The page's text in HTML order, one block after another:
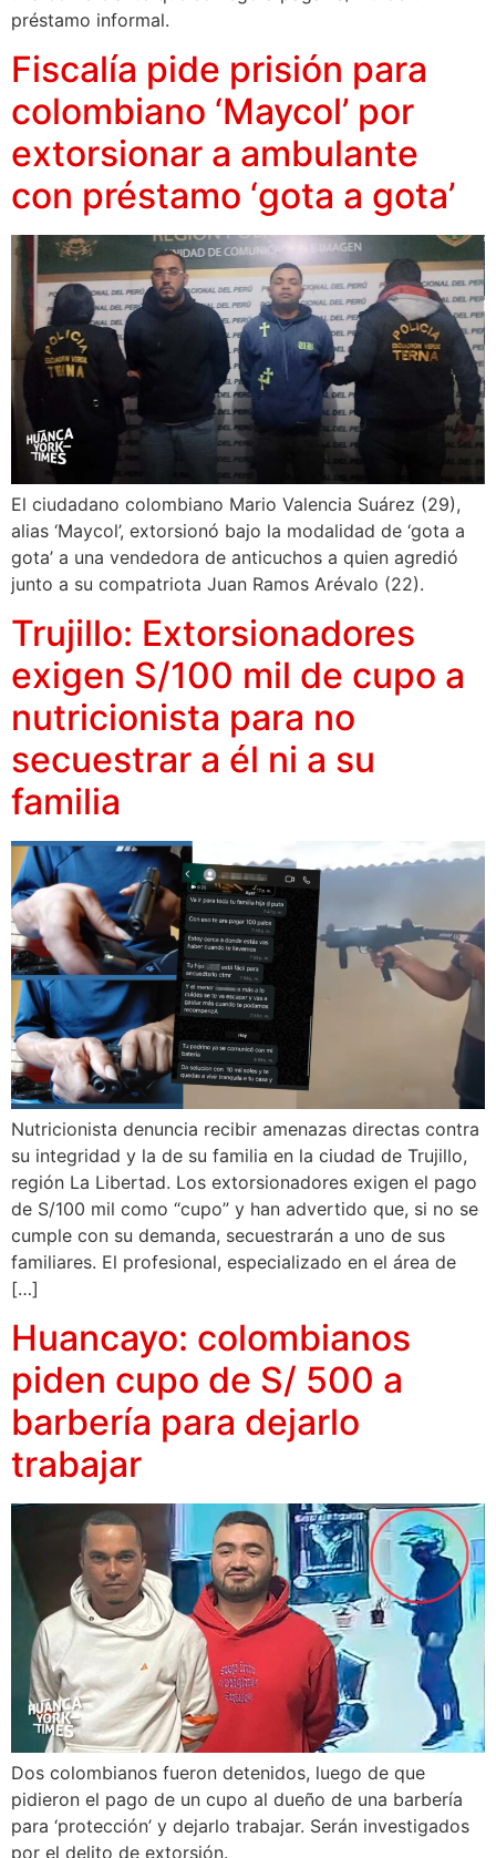
préstamo informal.
Fiscalía pide prisión para
colombiano ‘Maycol’ por
extorsionar a ambulante
con préstamo ‘gota a gota’
El ciudadano colombiano Mario Valencia Suárez (29),
alias ‘Maycol’, extorsionó bajo la modalidad de ‘gota a
gota’ a una vendedora de anticuchos a quien agredió
junto a su compatriota Juan Ramos Arévalo (22).
Trujillo: Extorsionadores
exigen S/100 mil de cupo a
nutricionista para no
secuestrar a él ni a su
familia
Nutricionista denuncia recibir amenazas directas contra
su integridad y la de su familia en la ciudad de Trujillo,
región La Libertad. Los extorsionadores exigen el pago
de S/100 mil como “cupo” y han advertido que, si no se
cumple con su demanda, secuestrarán a uno de sus
familiares. El profesional, especializado en el área de
[…]
Huancayo: colombianos
piden cupo de S/ 500 a
barbería para dejarlo
trabajar
Dos colombianos fueron detenidos, luego de que
pidieron el pago de un cupo al dueño de una barbería
para ‘protección’ y dejarlo trabajar. Serán investigados
por el delito de extorsión.